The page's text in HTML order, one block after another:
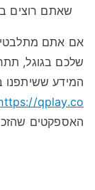
שאתם רוצים
אם אתם
שלכם בגוגל,
המידע
qplay.co/
האספקטים